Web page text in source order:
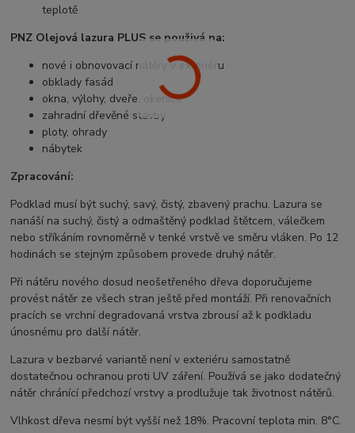
teplotě
PNZ Olejová lazura PLUS se použivá na:
nové i obnovovací nátěry v exteriéru
obklady fasád
okna, výlohy, dveře, okenice
zahradní dřevěné stavby
ploty, ohrady
nábytek
Zpracování:
Podklad musí být suchý, savý, čistý, zbavený prachu. Lazura se
nanáší na suchý, čistý a odmaštěný podklad štětcem, válečkem
nebo stříkáním rovnoměrně v tenké vrstvě ve směru vláken. Po 12
hodinách se stejným způsobem provede druhý nátěr.
Při nátěru nového dosud neošetřeného dřeva doporučujeme
provést nátěr ze všech stran ještě před montáží. Při renovačních
pracích se vrchní degradovaná vrstva zbrousí až k podkladu
únosnému pro další nátěr.
Lazura v bezbarvé variantě není v exteriéru samostatně
dostatečnou ochranou proti UV záření. Používá se jako dodatečný
nátěr chránící předchozí vrstvy a prodlužuje tak životnost nátěrů.
Vlhkost dřeva nesmí být vyšší než 18%. Pracovní teplota min. 8°C.